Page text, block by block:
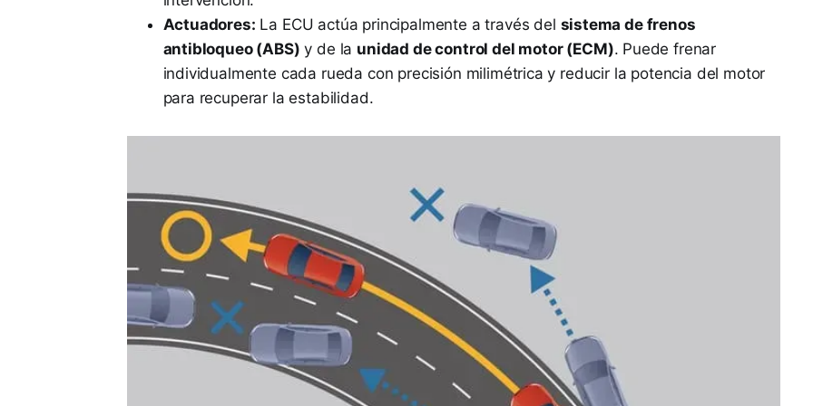
Actuadores: La ECU actúa principalmente a través del sistema de frenos
antibloqueo (ABS) y de la unidad de control del motor (ECM). Puede frenar
individualmente cada rueda con precisión milimétrica y reducir la potencia del motor
para recuperar la estabilidad.